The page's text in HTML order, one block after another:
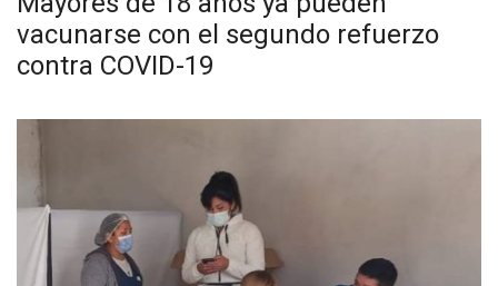
vacunarse con el segundo refuerzo
contra COVID-19